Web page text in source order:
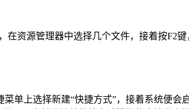
在资源管理器中选择几个文件，接着按
单上选择新建“快捷方式”，接着系统便会